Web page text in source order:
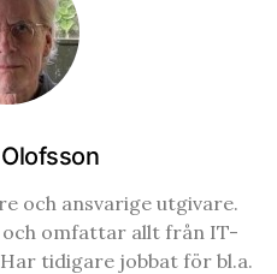
och ansvarige utgivare.
omfattar allt från IT-
tidigare jobbat för bl.a.